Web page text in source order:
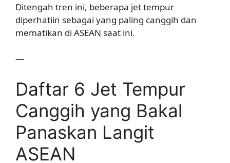
Ditengah tren ini, beberapa jet tempur
diperhatiin sebagai yang paling canggih dan
mematikan di ASEAN saat ini.
—
Daftar 6 Jet Tempur
Canggih yang Bakal
Panaskan Langit
ASEAN